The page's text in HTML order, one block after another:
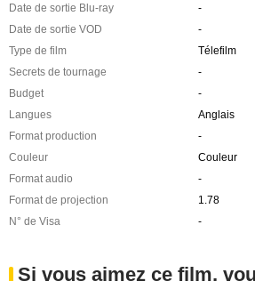
Date de sortie Blu-ray
-
Date de sortie VOD
-
Type de film
Télefilm
Secrets de tournage
-
Budget
-
Langues
Anglais
Format production
-
Couleur
Couleur
Format audio
-
Format de projection
1.78
N° de Visa
-
Si vous aimez ce film,